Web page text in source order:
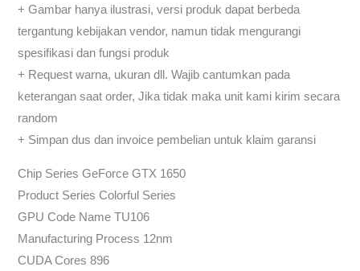
+ Gambar hanya ilustrasi, versi produk dapat berbeda
tergantung kebijakan vendor, namun tidak mengurangi
spesifikasi dan fungsi produk
+ Request warna, ukuran dll. Wajib cantumkan pada
keterangan saat order, Jika tidak maka unit kami kirim secara
random
+ Simpan dus dan invoice pembelian untuk klaim garansi
Chip Series GeForce GTX 1650
Product Series Colorful Series
GPU Code Name TU106
Manufacturing Process 12nm
CUDA Cores 896